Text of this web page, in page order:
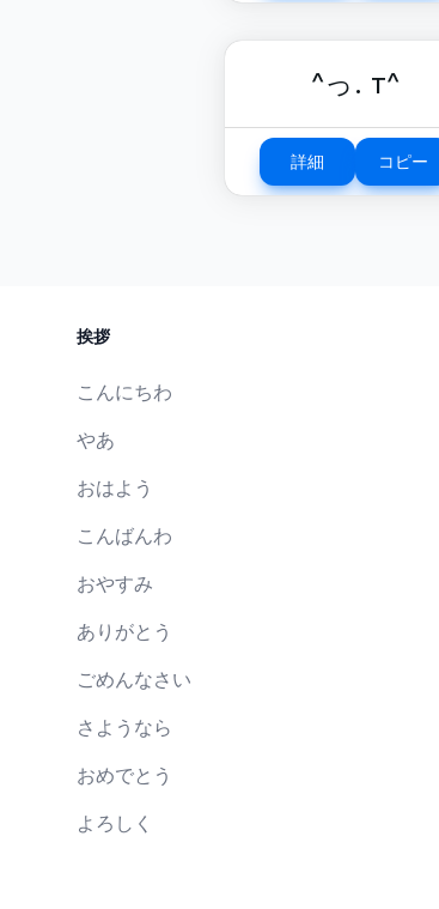
^っ. т^
詳細 コピー
挨拶
こんにちわ
やあ
おはよう
こんばんわ
おやすみ
ありがとう
ごめんなさい
さようなら
おめでとう
よろしく